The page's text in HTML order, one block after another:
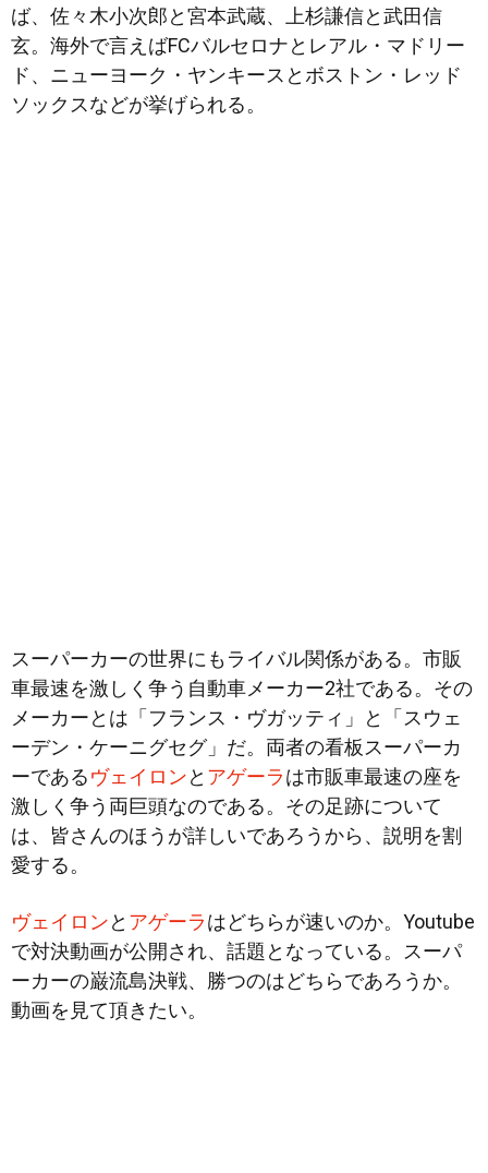
ば、佐々木小次郎と宮本武蔵、上杉謙信と武田信
玄。海外で言えばFCバルセロナとレアル・マドリー
ド、ニューヨーク・ヤンキースとボストン・レッド
ソックスなどが挙げられる。
スーパーカーの世界にもライバル関係がある。市販
車最速を激しく争う自動車メーカー2社である。その
メーカーとは「フランス・ヴガッティ」と「スウェ
ーデン・ケーニグセグ」だ。両者の看板スーパーカ
ーであるヴェイロンと アゲーラは市販車最速の座を
激しく争う両巨頭なのである。その足跡について
は、皆さんのほうが詳しいであろうから、説明を割
愛する。
ヴェイロンと アゲーラはどちらが速いのか。Youtube
で対決動画が公開され、話題となっている。スーパ
ーカーの巌流島決戦、勝つのはどちらであろうか。
動画を見て頂きたい。